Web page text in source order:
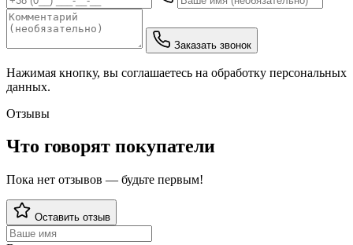
Заказать звонок
Нажимая кнопку, вы соглашаетесь на обработку персональных
данных.
Отзывы
Что говорят покупатели
Пока нет отзывов — будьте первым!
Оставить отзыв